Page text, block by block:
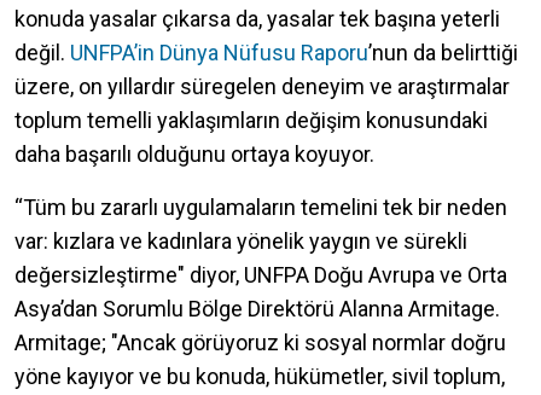
konuda yasalar çıkarsa da, yasalar tek başına yeterli
değil. UNFPA’in Dünya Nüfusu Raporu’nun da belirttiği
üzere, on yıllardır süregelen deneyim ve araştırmalar
toplum temelli yaklaşımların değişim konusundaki
daha başarılı olduğunu ortaya koyuyor.
“Tüm bu zararlı uygulamaların temelini tek bir neden
var: kızlara ve kadınlara yönelik yaygın ve sürekli
değersizleştirme" diyor, UNFPA Doğu Avrupa ve Orta
Asya’dan Sorumlu Bölge Direktörü Alanna Armitage.
Armitage; "Ancak görüyoruz ki sosyal normlar doğru
yöne kayıyor ve bu konuda, hükümetler, sivil toplum,